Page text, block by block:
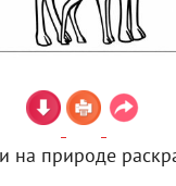
на природе